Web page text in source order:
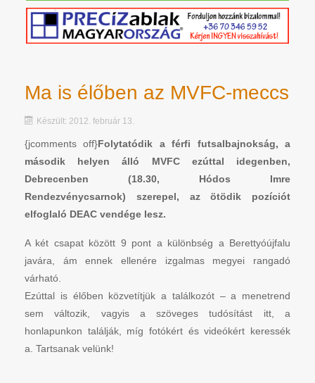
Ma is élőben az MVFC-meccs
Készült: 2012. február 13.
{jcomments off}Folytatódik a férfi futsalbajnokság, a
második helyen álló MVFC ezúttal idegenben,
Debrecenben (18.30, Hódos Imre
Rendezvénycsarnok) szerepel, az ötödik pozíciót
elfoglaló DEAC vendége lesz.
A két csapat között 9 pont a különbség a Berettyóújfalu
javára, ám ennek ellenére izgalmas megyei rangadó
várható.
Ezúttal is élőben közvetítjük a találkozót – a menetrend
sem változik, vagyis a szöveges tudósítást itt, a
honlapunkon találják, míg fotókért és videókért keressék
a. Tartsanak velünk!